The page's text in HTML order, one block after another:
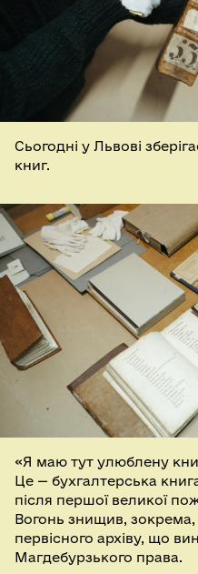
Сьогодні у Львові
книг.
«Я маю тут улюблену
Це — бухгалтерська
після першої великої
Вогонь знищив,
первісного архіву, що
Магдебурзького права.